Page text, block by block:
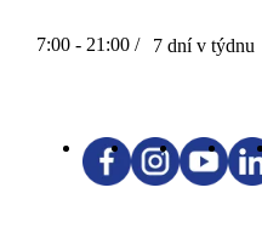
7:00 - 21:00 / 7 dní v týdnu